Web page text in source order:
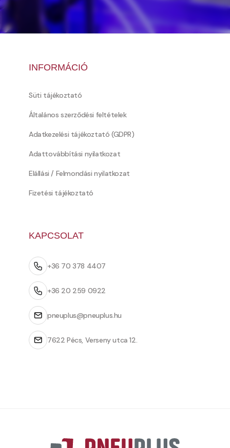
INFORMÁCIÓ
Süti tájékoztató
Általános szerződési feltételek
Adatkezelési tájékoztató (GDPR)
Adattovábbítási nyilatkozat
Elállási / Felmondási nyilatkozat
Fizetési tájékoztató
KAPCSOLAT
+36 70 378 4407
+36 20 259 0922
pneuplus@pneuplus.hu
7622 Pécs, Verseny utca 12.